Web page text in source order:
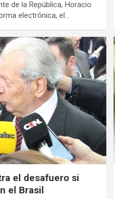
de la República, Horacio
electrónica, el…
el desafuero si
el Brasil